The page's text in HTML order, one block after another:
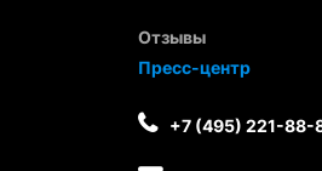
Отзывы
Пресс-центр
+7 (495) 221-88-